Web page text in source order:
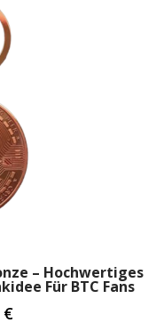
– Hochwertiges
Für BTC Fans
€